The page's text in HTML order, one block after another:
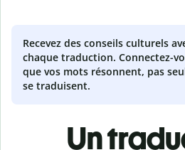
Recevez des conseils culturels
chaque traduction. Connectez-
que vos mots résonnent, pas
se traduisent.
Un